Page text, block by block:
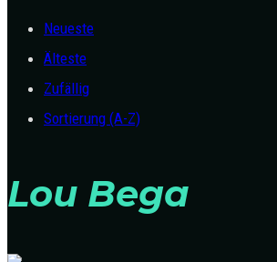
Neueste
Älteste
Zufällig
Sortierung (A-Z)
Lou Bega